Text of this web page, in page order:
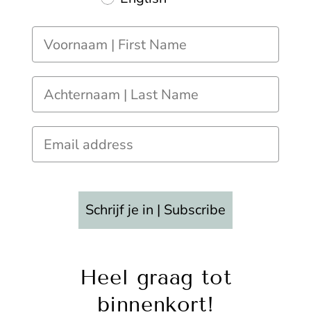
lblFirstName
lblLastName
lblEmail
Schrijf je in | Subscribe
Heel graag tot
binnenkort!